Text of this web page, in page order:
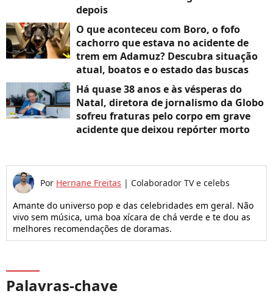
depois
O que aconteceu com Boro, o fofo
cachorro que estava no acidente de
trem em Adamuz? Descubra situação
atual, boatos e o estado das buscas
Há quase 38 anos e às vésperas do
Natal, diretora de jornalismo da Globo
sofreu fraturas pelo corpo em grave
acidente que deixou repórter morto
Por Hernane Freitas | Colaborador TV e celebs
Amante do universo pop e das celebridades em geral. Não
vivo sem música, uma boa xícara de chá verde e te dou as
melhores recomendações de doramas.
Palavras-chave